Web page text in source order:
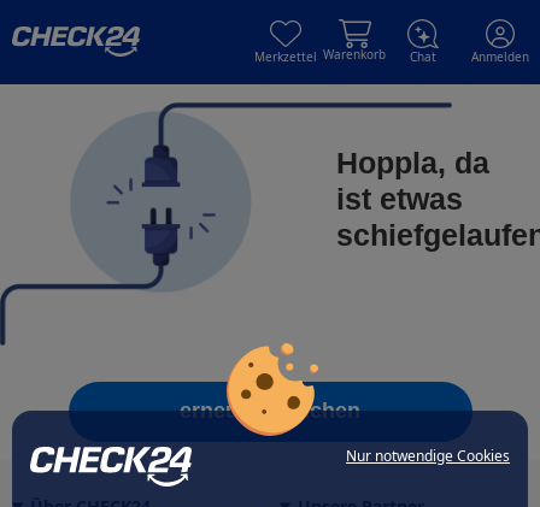
Nur notwendige Cookies
Merkzettel Warenkorb Chat Anmelden
Hoppla, da
ist etwas
erneut versuchen